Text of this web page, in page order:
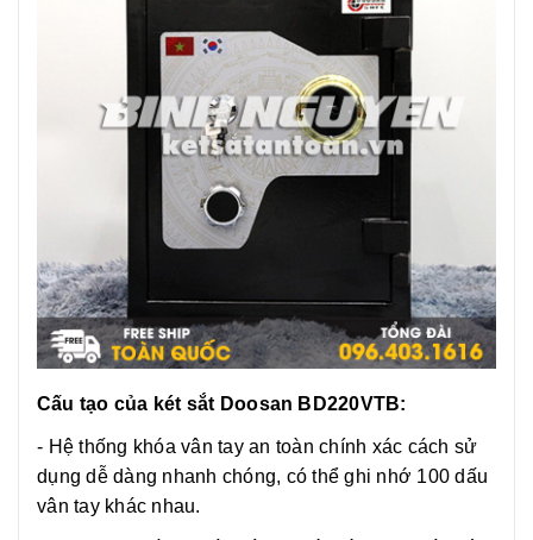
Cấu tạo của két sắt Doosan BD220VTB:
- Hệ thống khóa vân tay an toàn chính xác cách sử
dụng dễ dàng nhanh chóng, có thể ghi nhớ 100 dấu
vân tay khác nhau.